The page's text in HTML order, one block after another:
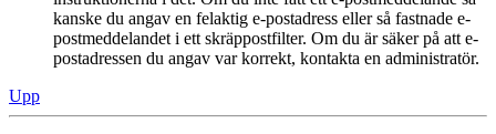
kanske du angav en felaktig e-postadress eller så fastnade e-
postmeddelandet i ett skräppostfilter. Om du är säker på att e-
postadressen du angav var korrekt, kontakta en administratör.
Upp